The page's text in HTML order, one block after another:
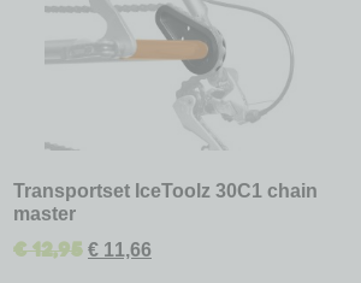
Transportset IceToolz 30C1 chain
master
€12,95 € 11,66